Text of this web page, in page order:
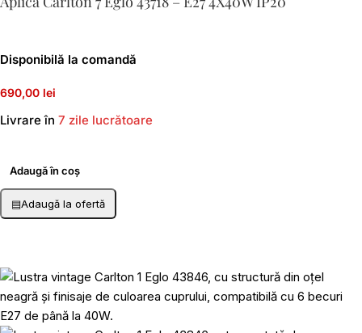
Disponibilă la comandă
690,00 lei
Livrare în 7 zile lucrătoare
Adaugă în coș
▤Adaugă la ofertă